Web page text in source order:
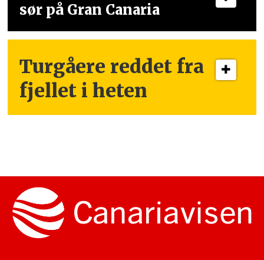
sør på Gran Canaria
Turgåere reddet fra
fjellet i heten